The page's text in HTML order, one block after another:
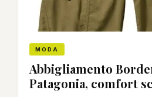
MODA
Abbigliamento
Patagonia, comfort